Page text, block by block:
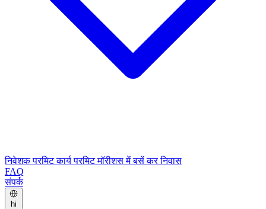
निवेशक परमिटकार्य परमिटमॉरीशस में बसेंकर निवास
FAQ
संपर्क
hi